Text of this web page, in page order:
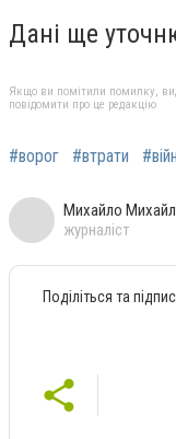
Дані ще
Якщо ви помітили помилку,
повідомити про це редакцію
#ворог #втрати
Михайло
журналіст
Поділіться та